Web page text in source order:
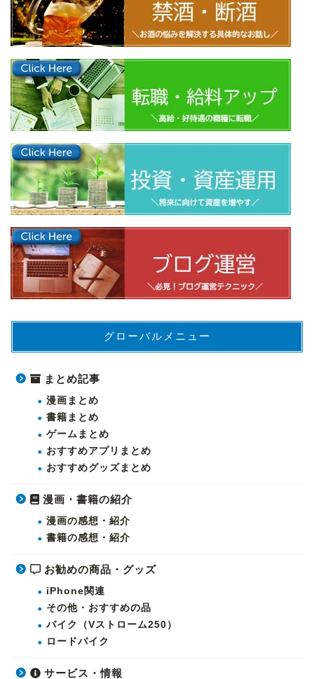
グローバルメニュー
まとめ記事
漫画まとめ
書籍まとめ
ゲームまとめ
おすすめアプリまとめ
おすすめグッズまとめ
漫画・書籍の紹介
漫画の感想・紹介
書籍の感想・紹介
お勧めの商品・グッズ
iPhone関連
その他・おすすめの品
バイク（Vストローム250）
ロードバイク
サービス・情報